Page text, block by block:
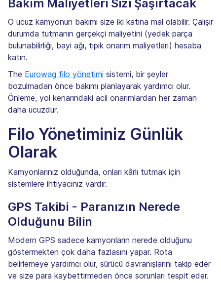
Bakım Maliyetleri Sizi Şaşırtacak
O ucuz kamyonun bakımı size iki katına mal olabilir. Çalışır
durumda tutmanın gerçekçi maliyetini (yedek parça
bulunabilirliği, bayi ağı, tipik onarım maliyetleri) hesaba
katın.
The Eurowag filo yönetimi sistemi, bir şeyler
bozulmadan önce bakımı planlayarak yardımcı olur.
Önleme, yol kenarındaki acil onarımlardan her zaman
daha ucuzdur.
Filo Yönetiminiz Günlük
Olarak
Kamyonlarınız olduğunda, onları kârlı tutmak için
sistemlere ihtiyacınız vardır.
GPS Takibi - Paranızın Nerede
Olduğunu Bilin
Modern GPS sadece kamyonların nerede olduğunu
göstermekten çok daha fazlasını yapar. Rota
belirlemeye yardımcı olur, sürücü davranışlarını takip eder
ve size para kaybettirmeden önce sorunları tespit eder.